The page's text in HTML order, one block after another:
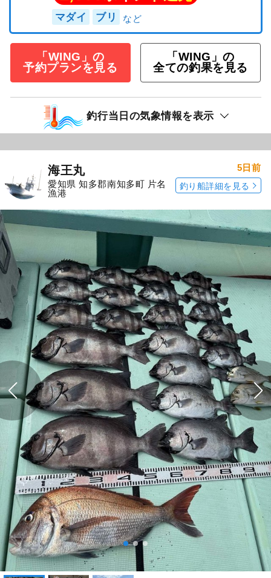
マダイ ブリ
「WING」の
予約プランを見る
「WING」の
全ての釣果を見る
釣行当日の気象情報を表示
海王丸
愛知県 知多郡南知多町 片名
漁港
5日前
釣り船詳細を見る